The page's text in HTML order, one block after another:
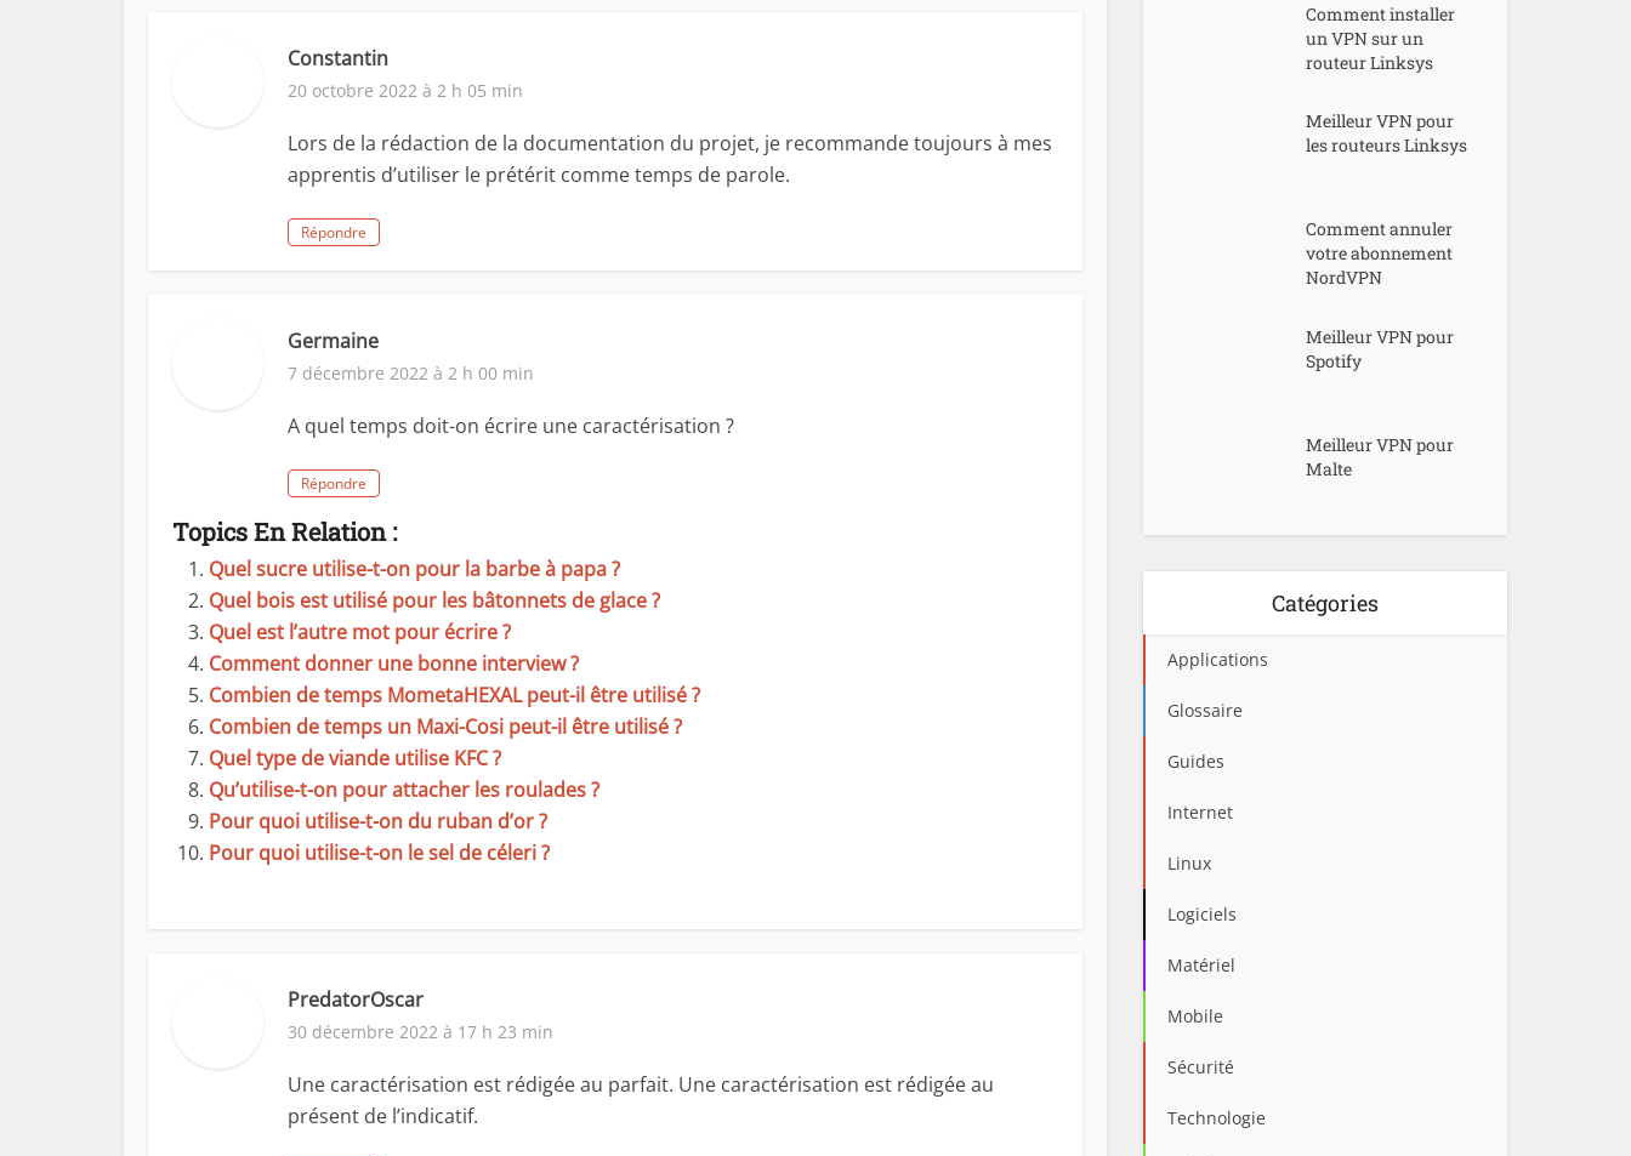
Constantin
20 octobre 2022 à 2 h 05 min
Lors de la rédaction de la documentation du projet, je recommande toujours à mes
apprentis d’utiliser le prétérit comme temps de parole.
Répondre
Germaine
7 décembre 2022 à 2 h 00 min
A quel temps doit-on écrire une caractérisation ?
Répondre
Topics En Relation :
Quel sucre utilise-t-on pour la barbe à papa ?
Quel bois est utilisé pour les bâtonnets de glace ?
Quel est l’autre mot pour écrire ?
Comment donner une bonne interview ?
Combien de temps MometaHEXAL peut-il être utilisé ?
Combien de temps un Maxi-Cosi peut-il être utilisé ?
Quel type de viande utilise KFC ?
Qu’utilise-t-on pour attacher les roulades ?
Pour quoi utilise-t-on du ruban d’or ?
Pour quoi utilise-t-on le sel de céleri ?
PredatorOscar
30 décembre 2022 à 17 h 23 min
Une caractérisation est rédigée au parfait. Une caractérisation est rédigée au
présent de l’indicatif.
Comment installer
un VPN sur un
routeur Linksys
Meilleur VPN pour
les routeurs Linksys
Comment annuler
votre abonnement
NordVPN
Meilleur VPN pour
Spotify
Meilleur VPN pour
Malte
Catégories
Applications
Glossaire
Guides
Internet
Linux
Logiciels
Matériel
Mobile
Sécurité
Technologie